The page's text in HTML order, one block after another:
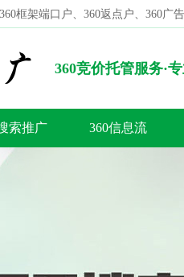
框架端口户、360返点户、360广
360竞价托管服务·
索推广 360信息流